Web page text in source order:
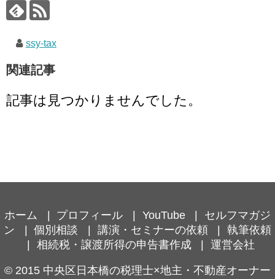
ssy-tax
関連記事
記事は見つかりませんでした。
ホーム プロフィール YouTube
セルフマガジ
ン
個別相談 講演・セミナーの依頼
執筆依頼
相続税・譲渡所得の申告書作成
運営会社
© 2015 中央区日本橋の税理士×地主・不動産オーナー